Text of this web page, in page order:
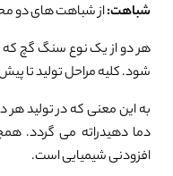
شباهت:از شباهت های دو
هر دو از یک نوع سنگ گچ که
شود. کلیه مراحل تولید تا
به این معنی که در تولید
دما دهیدراته می گردد.
افزودنی شیمیایی است.